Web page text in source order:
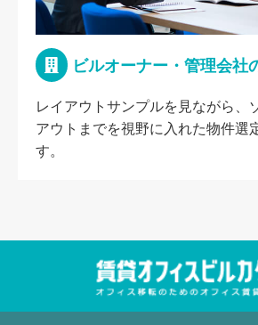
ビルオーナー・管理会社
レイアウトサンプルを見ながら、
アウトまでを視野に入れた物件選
す。